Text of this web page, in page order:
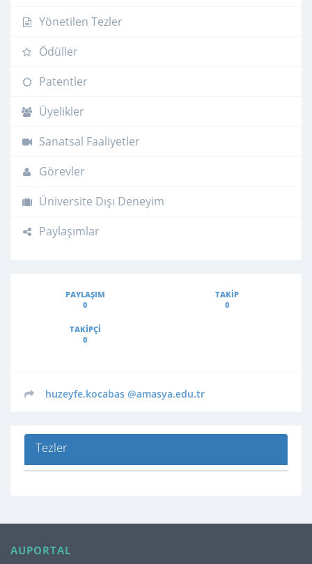
Yönetilen Tezler
Ödüller
Patentler
Üyelikler
Sanatsal Faaliyetler
Görevler
Üniversite Dışı Deneyim
Paylaşımlar
PAYLAŞIM
0
TAKIP
0
TAKIPÇI
0
huzeyfe.kocabas @amasya.edu.tr
Tezler
AUPORTAL